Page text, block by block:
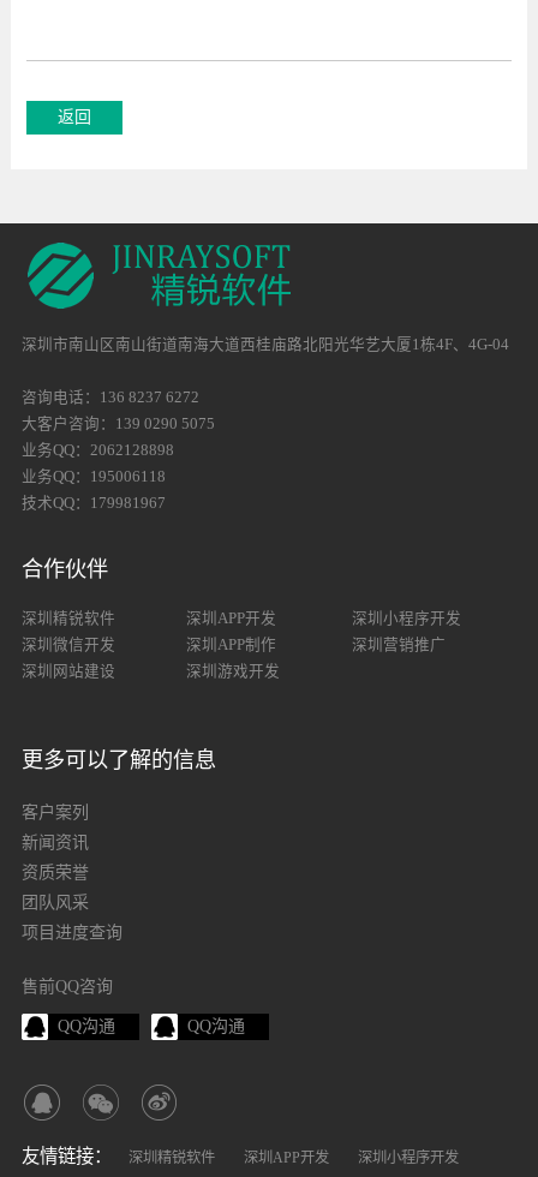
深圳市南山区南山街道南海大道西桂庙路北阳光华艺大厦1栋4F、4G-04
咨询电话：136 8237 6272
大客户咨询：139 0290 5075
业务QQ：2062128898
业务QQ：195006118
技术QQ：179981967
合作伙伴
深圳精锐软件 深圳APP开发
深圳小程序开发
深圳微信开发
深圳APP制作
深圳营销推广
深圳网站建设
深圳游戏开发
更多可以了解的信息
客户案列
新闻资讯
资质荣誉
团队风采
项目进度查询
售前QQ咨询
QQ沟通 QQ沟通
友情链接： 深圳精锐软件 深圳APP开发 深圳小程序开发